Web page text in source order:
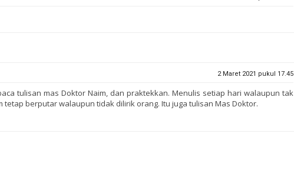
2 Maret 2021 pukul 17.45
tulisan mas Doktor Naim, dan praktekkan. Menulis setiap hari walaupun tak
tetap berputar walaupun tidak dilirik orang. Itu juga tulisan Mas Doktor.